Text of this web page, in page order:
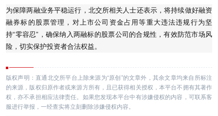
为保障两融业务平稳运行，北交所相关人士还表示，将持续做好融资
融券标的股票管理，对上市公司资金占用等重大违法违规行为坚
持“零容忍”，确保纳入两融标的股票公司的合规性，有效防范市场风
险，切实保护投资者合法权益。
版权声明：直通北交所平台上除来源为“原创”的文章外，其余文章均来自所标注
的来源，版权归原作者或来源方所有，且已获得相关授权，本平台不拥有其著作
权，亦不承担相应法律责任。如果您发现本平台中有涉嫌侵权的内容，可联系客
服进行举报，一经查实将立刻删除涉嫌侵权内容。